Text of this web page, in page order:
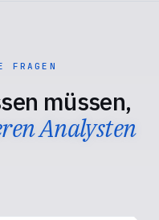
FRAGEN
müssen,
Analysten